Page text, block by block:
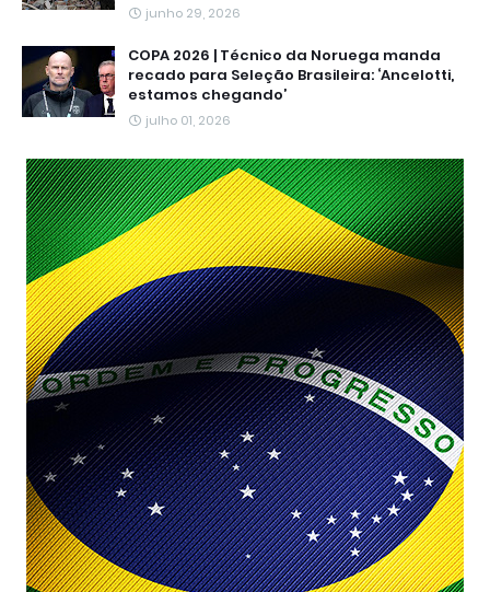
junho 29, 2026
COPA 2026 | Técnico da Noruega manda
recado para Seleção Brasileira: ‘Ancelotti,
estamos chegando’
julho 01, 2026